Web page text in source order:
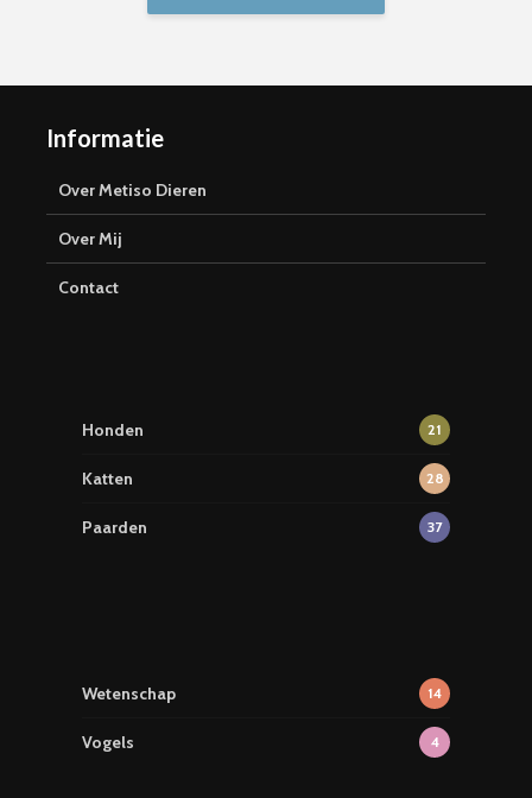
Informatie
Over Metiso Dieren
Over Mij
Contact
Honden 21
Katten 28
Paarden 37
Wetenschap 14
Vogels 4